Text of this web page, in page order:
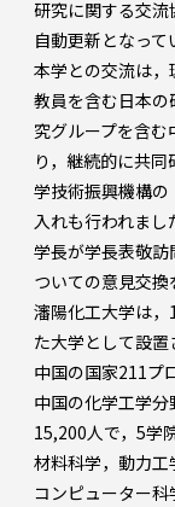
研究に関する交
自動更新となって
本学との交流は
教員を含む日本
究グループを含
り，継続的に共
学技術振興機構
入れも行われま
学長が学長表敬
ついての意見交換
瀋陽化工大学は
た大学として設置
中国の国家211プ
中国の化学工学
15,200人で，5学
材料科学，動力工
コンピューター